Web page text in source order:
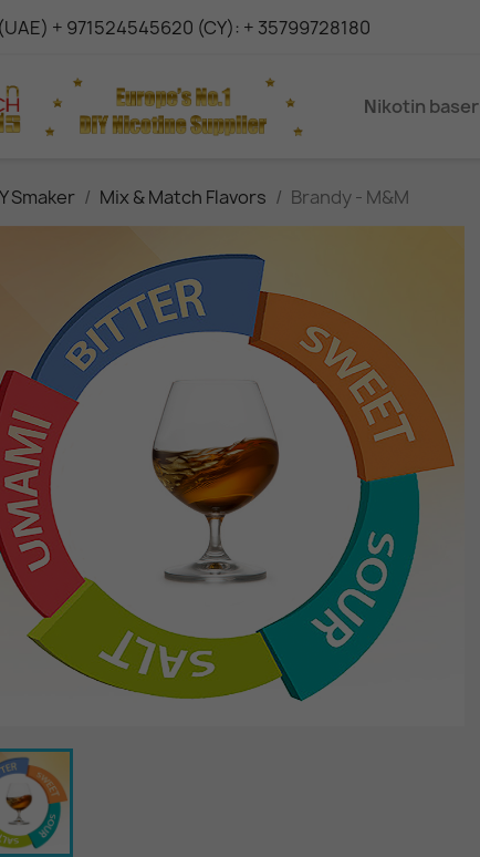
(UAE) + 971524545620 (CY): + 35799728180
Νikotin baser
Smaker Mix & Match Flavors Brandy - M&M